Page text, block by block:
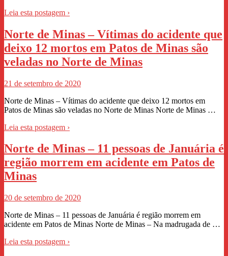
Leia esta postagem ›
Norte de Minas – Vítimas do acidente que
deixo 12 mortos em Patos de Minas são
veladas no Norte de Minas
21 de setembro de 2020
Norte de Minas – Vítimas do acidente que deixo 12 mortos em
Patos de Minas são veladas no Norte de Minas Norte de Minas …
Leia esta postagem ›
Norte de Minas – 11 pessoas de Januária é
região morrem em acidente em Patos de
Minas
20 de setembro de 2020
Norte de Minas – 11 pessoas de Januária é região morrem em
acidente em Patos de Minas Norte de Minas – Na madrugada de …
Leia esta postagem ›